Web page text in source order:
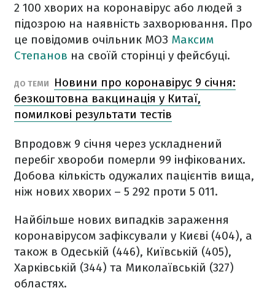
2 100 хворих на коронавірус або людей з
підозрою на наявність захворювання. Про
це повідомив очільник МОЗ Максим
Степанов на своїй сторінці у фейсбуці.
ДО ТЕМИ
Новини про коронавірус 9 січня:
безкоштовна вакцинація у Китаї,
помилкові результати тестів
Впродовж 9 січня через ускладнений
перебіг хвороби померли 99 інфікованих.
Добова кількість одужалих пацієнтів вища,
ніж нових хворих – 5 292 проти 5 011.
Найбільше нових випадків зараження
коронавірусом зафіксували у Києві (404), а
також в Одеській (446), Київській (405),
Харківській (344) та Миколаївській (327)
областях.